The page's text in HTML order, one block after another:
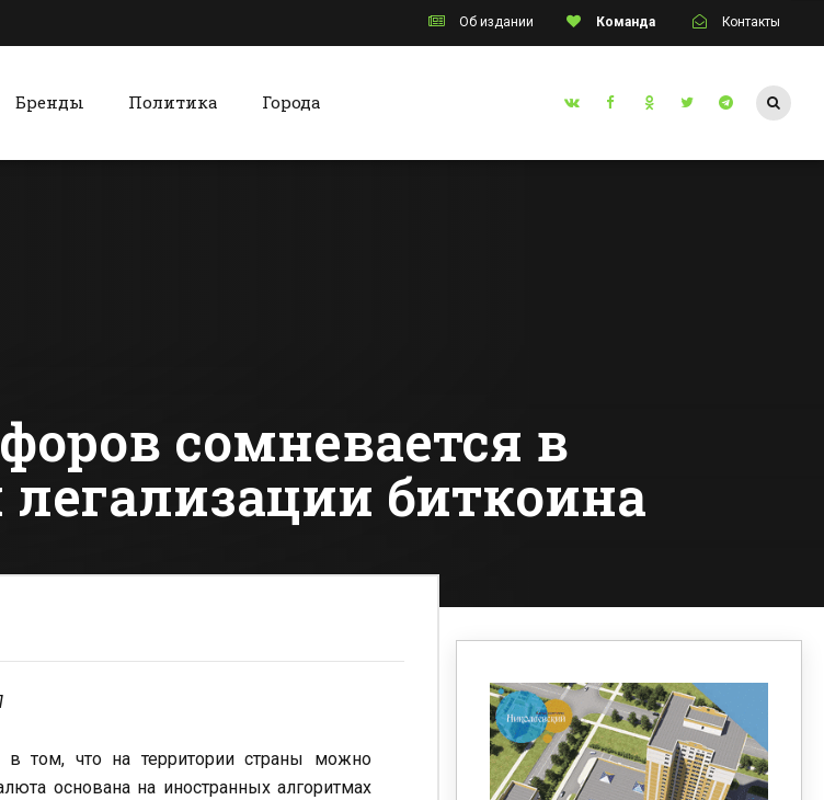
Об издании Команда Контакты
Бренды Политика Города
сомневается в
биткоина
в том, что на территории страны можно
основана на иностранных алгоритмах